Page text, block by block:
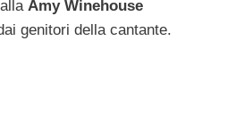
Amy Winehouse
genitori della cantante.